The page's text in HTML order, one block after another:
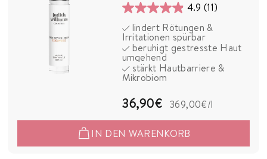
4.9 (11)
4.9
von
5
Sternen.
11
lindert Rötungen &
Irritationen spürbar
beruhigt gestresste Haut
umgehend
stärkt Hautbarriere &
Mikrobiom
36,90€3
6
,
369,00€/l
IN DEN WARENKORB